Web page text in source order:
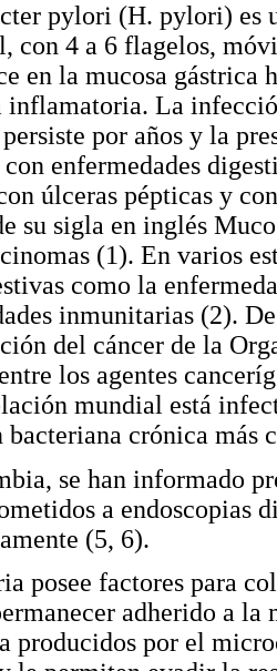
pylori (H. pylori) es
con 4 a 6 flagelos,
en la mucosa gástrica
inflamatoria. La
por años y la
con enfermedades
úlceras pépticas y
su sigla en inglés
(1). En varios
como la
inmunitarias (2).
del cáncer de la
los agentes
mundial está
crónica más
se han informado
a endoscopias
(5, 6).
posee factores para
adherido a la
producidos por el